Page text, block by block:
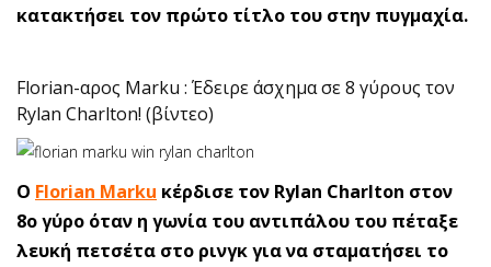
κατακτήσει τον πρώτο τίτλο του στην πυγμαχία.
Florian-αρος Marku : Έδειρε άσχημα σε 8 γύρους τον
Rylan Charlton! (βίντεο)
Ο Florian Marku κέρδισε τον Rylan Charlton στον
8ο γύρο όταν η γωνία του αντιπάλου του πέταξε
λευκή πετσέτα στο ρινγκ για να σταματήσει το